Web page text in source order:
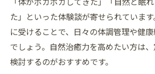
た」といった体験談が寄せられていま
に受けることで、日々の体調管理や健
でしょう。自然治癒力を高めたい方は
検討するのがおすすめです。